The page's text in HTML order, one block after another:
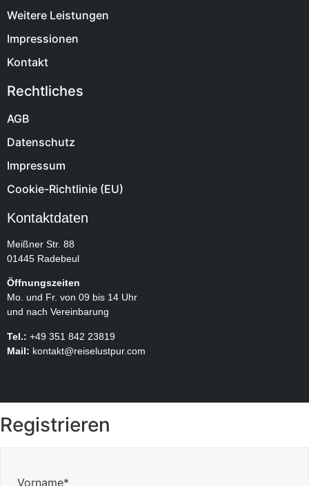
Weitere Leistungen
Impressionen
Kontakt
Rechtliches
AGB
Datenschutz
Impressum
Cookie-Richtlinie (EU)
Kontaktdaten
Meißner Str. 88
01445 Radebeul
Öffnungszeiten
Mo. und Fr. von 09 bis 14 Uhr
und nach Vereinbarung
Tel.: +49 351 842 23819
Mail: kontakt@reiselustpur.com
Registrieren
Vorname*